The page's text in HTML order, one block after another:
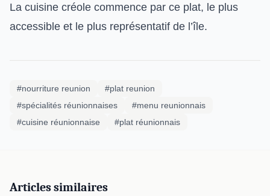
La cuisine créole commence par ce plat, le plus
accessible et le plus représentatif de l’île.
#nourriture reunion
#plat reunion
#spécialités réunionnaises
#menu reunionnais
#cuisine réunionnaise
#plat réunionnais
Articles similaires